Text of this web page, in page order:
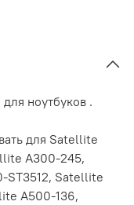
ноутбуков .
для Satellite
A300-245,
ST3512, Satellite
A500-136,